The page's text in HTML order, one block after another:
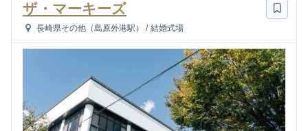
ザ・マーキーズ
長崎県その他（島原外港駅） / 結婚式場